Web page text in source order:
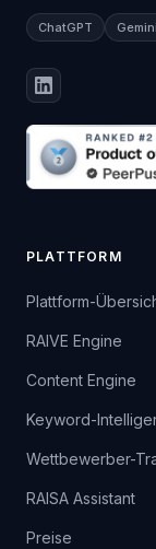
ChatGPT Gemini
PLATTFORM
Plattform-
RAIVE Engine
Content Engine
Keyword-
Wettbewerber-
RAISA Assistant
Preise